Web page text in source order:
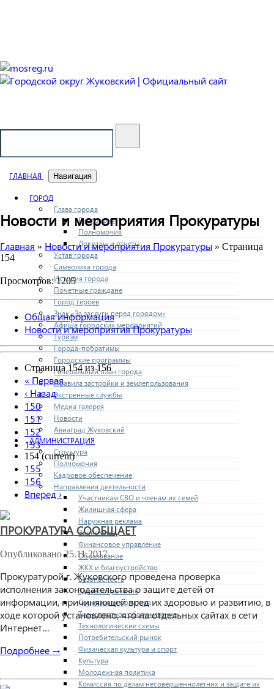
ГЛАВНАЯ Навигация
ГОРОД
Глава города
Биография
Полномочия
Доклады и отчеты
Устав города
Символика города
История города
Почетные граждане
Город героев
Знак «За заслуги перед городом»
Афиша городских мероприятий
Туризм
Города-побратимы
Городские программы
Генеральный план города
Правила застройки и землепользования
Экстренные службы
Медиа галерея
Новости
Авиаград Жуковский
АДМИНИСТРАЦИЯ
Структура
Полномочия
Кадровое обеспечение
Направления деятельности
Участникам СВО и членам их семей
Жилищная сфера
Наружная реклама
Экономика
Финансовое управление
Образование
ЖКХ и благоустройство
Безопасность
Здравоохранение
Социальная политика
Транспортное обслуживание
Технологические схемы
Потребительский рынок
Физическая культура и спорт
Культура
Молодежная политика
Комиссия по делам несовершеннолетних и защите их
Новости и мероприятия Прокуратуры
Главная » Новости и мероприятия Прокуратуры » Страница
154
Просмотров: 1205
Общая информация
Новости и мероприятия Прокуратуры
Страница 154 из 156
« Первая
‹ Назад
150
151
152
153
154(current)
155
156
Вперед›
ПРОКУРАТУРА СООБЩАЕТ
Опубликовано25.11.2017
Прокуратурой г. Жуковского проведена проверка
исполнения законодательства о защите детей от
информации, причиняющей вред их здоровью и развитию, в
ходе которой установлено, что на отдельных сайтах в сети
Интернет…
Подробнее →